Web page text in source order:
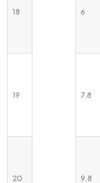
18 6
19 7.8
20 9.8